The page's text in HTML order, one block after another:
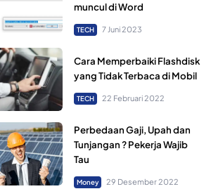
muncul di Word
TECH 7 Juni 2023
Cara Memperbaiki Flashdisk
yang Tidak Terbaca di Mobil
TECH 22 Februari 2022
Perbedaan Gaji, Upah dan
Tunjangan ? Pekerja Wajib
Tau
Money 29 Desember 2022